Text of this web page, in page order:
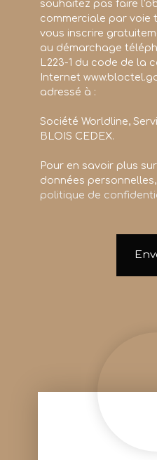
souhaitez pas faire
commerciale par voie
vous inscrire
au démarchage
L223-1 du code de la
Internet
adressé à :
Société Worldline,
BLOIS CEDEX.
Pour en savoir plus
données
politique de